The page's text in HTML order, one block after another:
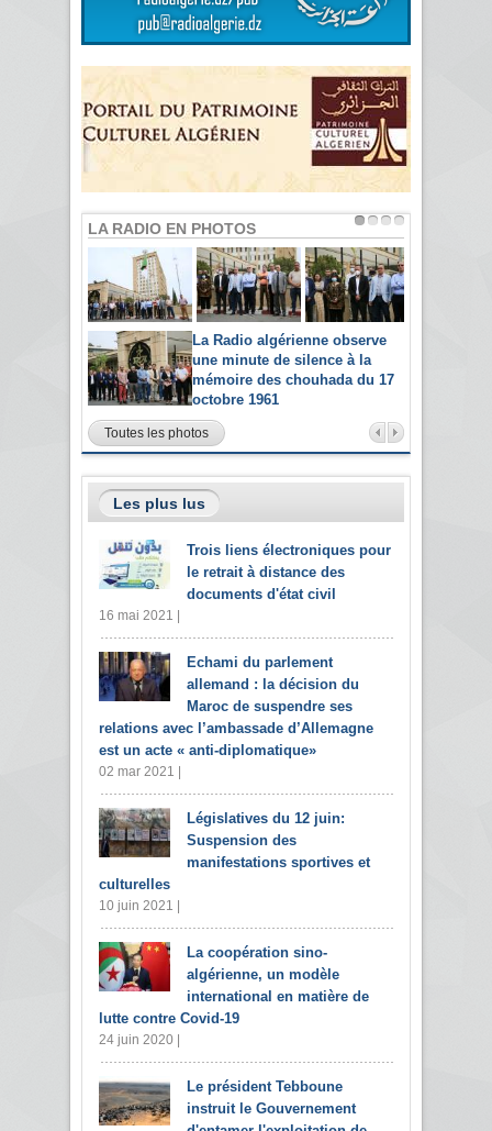
LA RADIO EN PHOTOS
La Radio algérienne observe
une minute de silence à la
mémoire des chouhada du 17
octobre 1961
Toutes les photos
Les plus lus
Trois liens électroniques pour
le retrait à distance des
documents d'état civil
16 mai 2021 |
Echami du parlement
allemand : la décision du
Maroc de suspendre ses
relations avec l’ambassade d’Allemagne
est un acte « anti-diplomatique»
02 mar 2021 |
Législatives du 12 juin:
Suspension des
manifestations sportives et
culturelles
10 juin 2021 |
La coopération sino-
algérienne, un modèle
international en matière de
lutte contre Covid-19
24 juin 2020 |
Le président Tebboune
instruit le Gouvernement